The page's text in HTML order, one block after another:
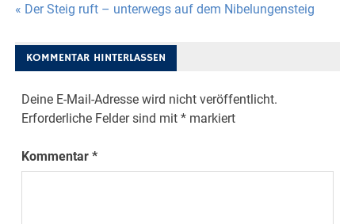
Beitragsnavigation
« Der Steig ruft – unterwegs auf dem Nibelungensteig
KOMMENTAR HINTERLASSEN
Deine E-Mail-Adresse wird nicht veröffentlicht.
Erforderliche Felder sind mit* markiert
Kommentar*